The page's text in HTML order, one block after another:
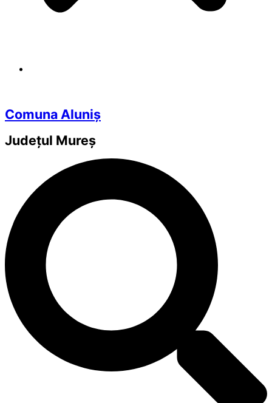
Comuna Aluniș
Județul Mureș